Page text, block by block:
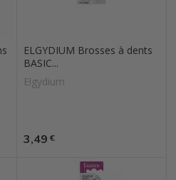
ELGYDIUM Brosses à dents
BASIC...
Elgydium
Prix
3,49 €